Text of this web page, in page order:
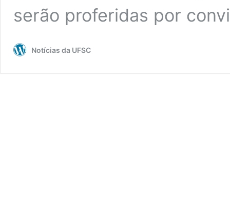
serão proferidas por
Notícias da UFSC